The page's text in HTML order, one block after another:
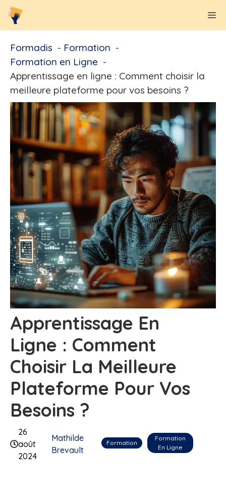
Aller
au
Formadis
Formation
Formation en Ligne
Apprentissage en ligne : Comment choisir la
meilleure plateforme pour vos besoins ?
Apprentissage En
Ligne : Comment
Choisir La Meilleure
Plateforme Pour Vos
Besoins ?
26
août
2024
Mathilde
Brevault
Formation
Formation
En Ligne